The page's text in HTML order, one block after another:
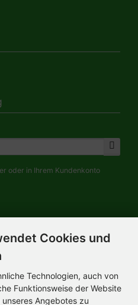
oder in Ihrem Kundenkonto
Cookies und
Technologien, auch von
Funktionsweise der Website
Angebotes zu